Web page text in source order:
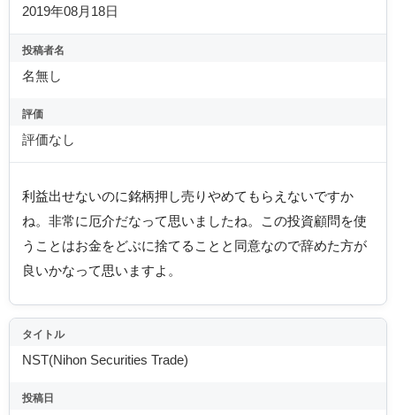
2019年08月18日
投稿者名
名無し
評価
評価なし
利益出せないのに銘柄押し売りやめてもらえないですか
ね。非常に厄介だなって思いましたね。この投資顧問を使
うことはお金をどぶに捨てることと同意なので辞めた方が
良いかなって思いますよ。
タイトル
NST(Nihon Securities Trade)
投稿日